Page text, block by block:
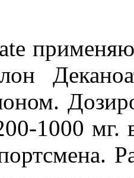
1000 мг.